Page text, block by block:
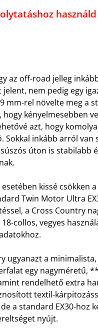
használd
az off-road jelleg
nem pedig egy
mm-rel növelte meg a
kényelmesebben
azt, hogy
Sokkal inkább arról
úton is stabilabb
kissé csökken
Twin Motor Ultra
a Cross Country
collos, vegyes
ugyanazt a
egy nagyméretű,
rendelhető extra
textil-
a standard EX30-hoz
nyújt.